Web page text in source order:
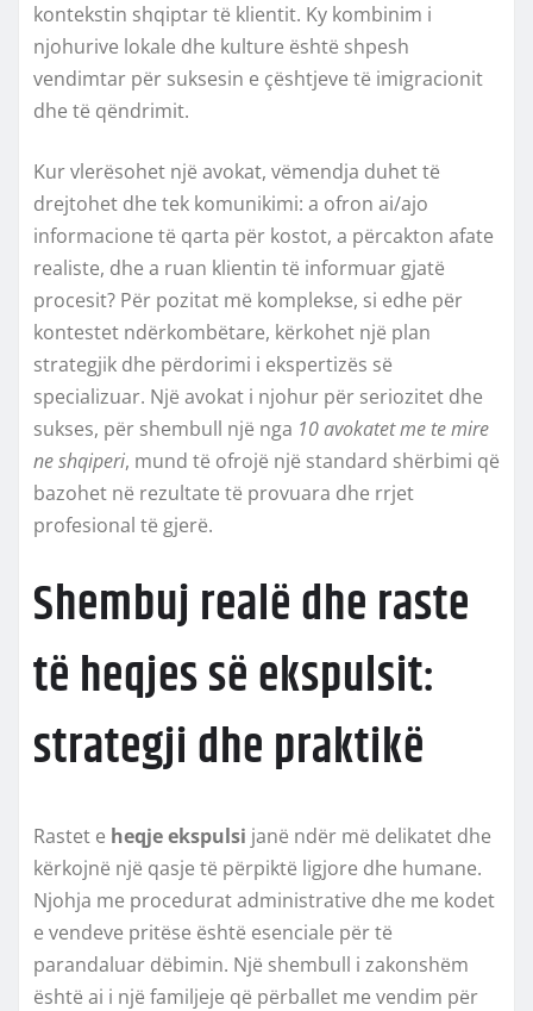
kontekstin shqiptar të klientit. Ky kombinim i
njohurive lokale dhe kulture është shpesh
vendimtar për suksesin e çështjeve të imigracionit
dhe të qëndrimit.
Kur vlerësohet një avokat, vëmendja duhet të
drejtohet dhe tek komunikimi: a ofron ai/ajo
informacione të qarta për kostot, a përcakton afate
realiste, dhe a ruan klientin të informuar gjatë
procesit? Për pozitat më komplekse, si edhe për
kontestet ndërkombëtare, kërkohet një plan
strategjik dhe përdorimi i ekspertizës së
specializuar. Një avokat i njohur për seriozitet dhe
sukses, për shembull një nga 10 avokatet me te mire
ne shqiperi, mund të ofrojë një standard shërbimi që
bazohet në rezultate të provuara dhe rrjet
profesional të gjerë.
Shembuj realë dhe raste
të heqjes së ekspulsit:
strategji dhe praktikë
Rastet e heqje ekspulsi janë ndër më delikatet dhe
kërkojnë një qasje të përpiktë ligjore dhe humane.
Njohja me procedurat administrative dhe me kodet
e vendeve pritëse është esenciale për të
parandaluar dëbimin. Një shembull i zakonshëm
është ai i një familjeje që përballet me vendim për